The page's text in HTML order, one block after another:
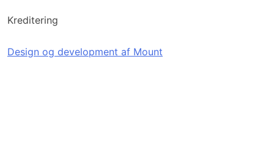
Kreditering
Design og development af Mount